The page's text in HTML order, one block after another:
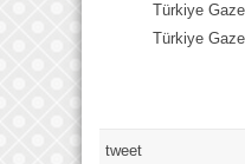
Türkiye
Türkiye
tweet